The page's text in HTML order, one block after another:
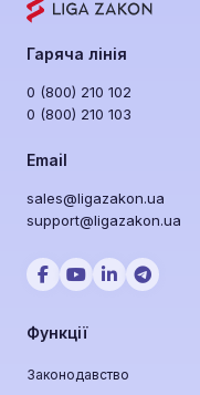
за хвилини
Гаряча лінія
0 (800) 210 102
0 (800) 210 103
Email
sales@ligazakon.ua
support@ligazakon.ua
Функції
Законодавство